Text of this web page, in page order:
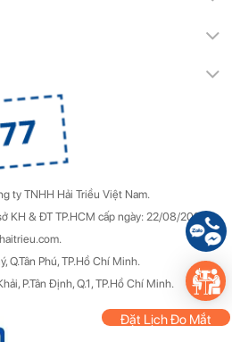
ty TNHH Hải Triều Việt Nam.
KH & ĐT TP.HCM cấp ngày: 22/08/2022.
Q.Tân Phú, TP.Hồ Chí Minh.
P.Tân Định, Q.1, TP.Hồ Chí Minh.
Đặt Lịch Đo Mắt